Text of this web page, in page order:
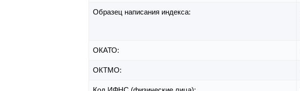
Образец написания индекса:
ОКАТО:
ОКТМО: